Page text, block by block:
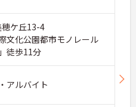
穂ケ丘13-4
文化公園都市モノレール
徒歩11分
アルバイト